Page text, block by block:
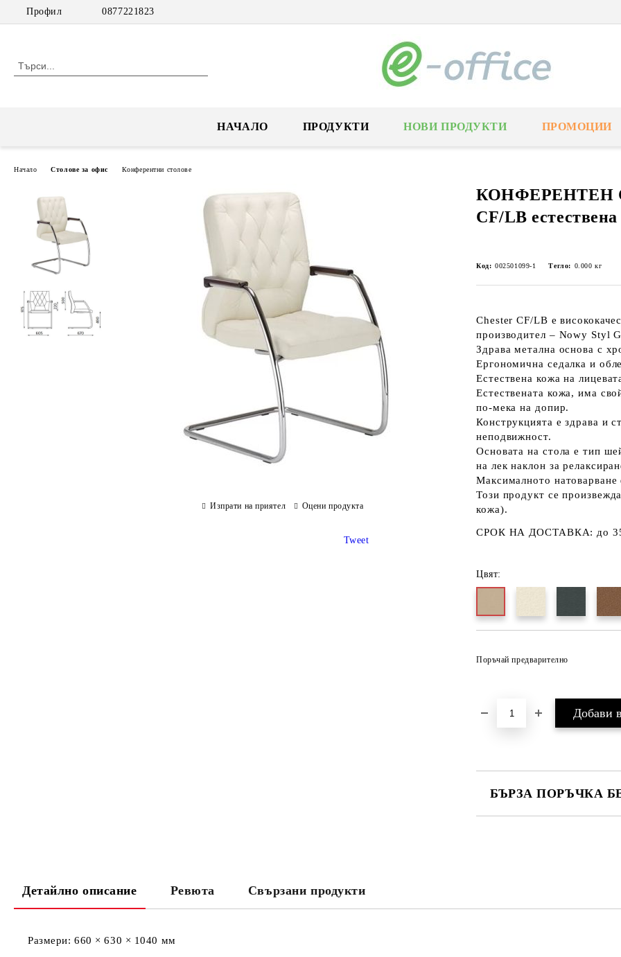
Профил 0877221823
НАЧАЛО ПРОДУКТИ НОВИ ПРОДУКТИ ПРОМОЦИИ
Начало Столове за офис Конферентни столове
КОНФЕРЕНТЕН
CF/LB
Код: 002501099-1 Тегло: 0.000 кг
Chester CF/LB е
производител – Nowy Styl
Здрава метална основа с
Ергономична седалка и
Естествена кожа на
Естествената кожа, има
по-мека на допир.
Конструкцията е здрава и
неподвижност.
Основата на стола е тип
на лек наклон за
Максималното натоварване
Този продукт се
кожа).
СРОК НА ДОСТАВКА: до
Цвят:
Поръчай предварително
БЪРЗА ПОРЪЧКА
Изпрати на приятел Оцени продукта
Tweet
Детайлно описание Ревюта Свързани продукти
Размери: 660 × 630 × 1040 мм